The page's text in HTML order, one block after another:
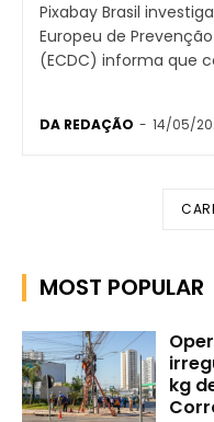
Pixabay Brasil investiga 28 casos da doença O Centro
Europeu de
(ECDC) informa que
DA REDAÇÃO - 14/05/
MOST POPULAR
kg